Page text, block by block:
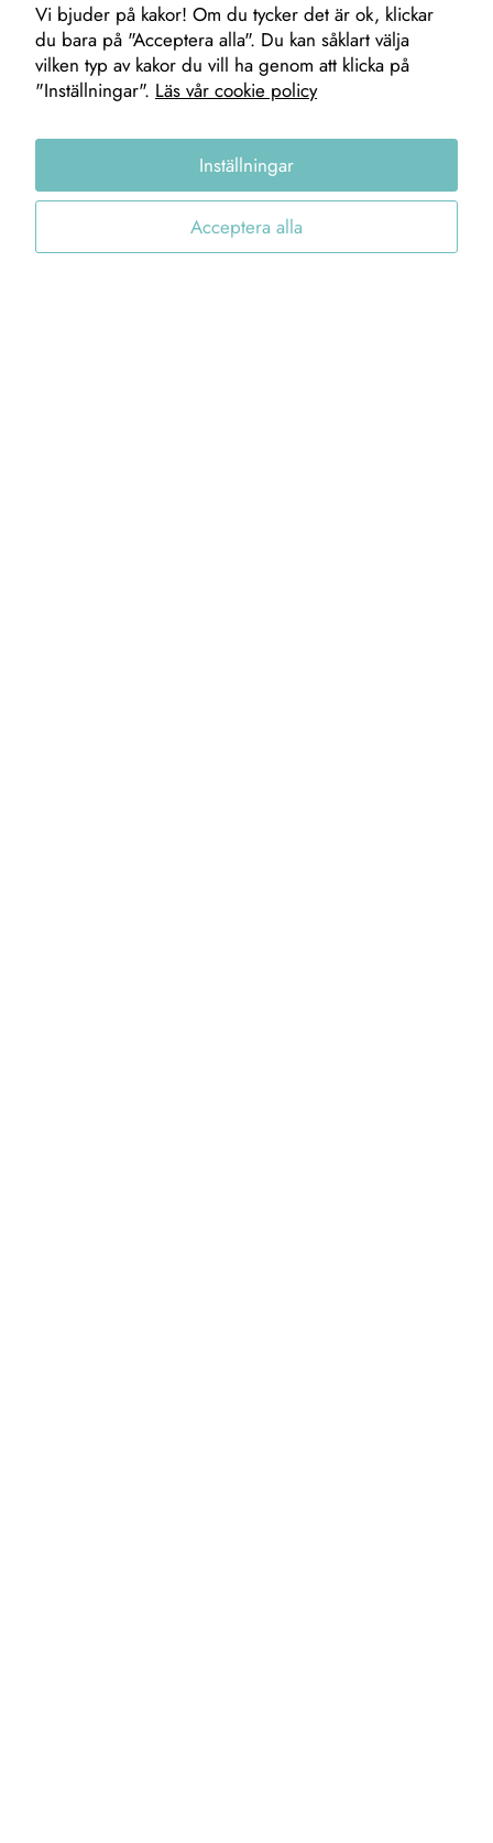
Vi bjuder på kakor! Om du tycker det är ok, klickar
du bara på "Acceptera alla". Du kan såklart välja
vilken typ av kakor du vill ha genom att klicka på
"Inställningar". Läs vår cookie policy
Inställningar
Acceptera alla